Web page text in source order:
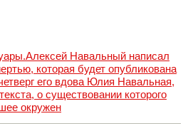
Навальный написал
которая будет опубликована
его вдова Юлия Навальная,
о существовании которого
окружен